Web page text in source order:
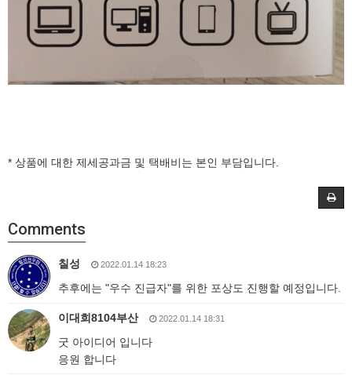
* 상품에 대한 제세공과금 및 택배비는 본인 부담입니다.
Comments
칠성 2022.01.14 18:23
추후에는 "우수 진급자"를 위한 포상도 진행할 예정입니다.
이대희8104부산 2022.01.14 18:31
굿 아이디어 입니다
응원 합니다